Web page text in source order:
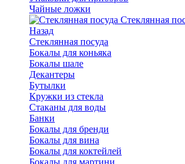
Чайные ложки
Стеклянная
Назад
Стеклянная посуда
Бокалы для коньяка
Бокалы шале
Декантеры
Бутылки
Кружки из стекла
Стаканы для воды
Банки
Бокалы для бренди
Бокалы для вина
Бокалы для коктейлей
Бокалы для мартини